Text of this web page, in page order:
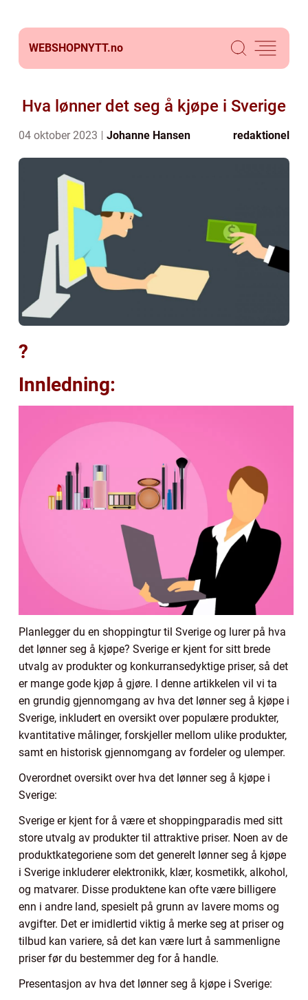
WEBSHOPNYTT.no
Hva lønner det seg å kjøpe i Sverige
04 oktober 2023 Johanne Hansen redaktionel
?
Innledning:
Planlegger du en shoppingtur til Sverige og lurer på hva
det lønner seg å kjøpe? Sverige er kjent for sitt brede
utvalg av produkter og konkurransedyktige priser, så det
er mange gode kjøp å gjøre. I denne artikkelen vil vi ta
en grundig gjennomgang av hva det lønner seg å kjøpe i
Sverige, inkludert en oversikt over populære produkter,
kvantitative målinger, forskjeller mellom ulike produkter,
samt en historisk gjennomgang av fordeler og ulemper.
Overordnet oversikt over hva det lønner seg å kjøpe i
Sverige:
Sverige er kjent for å være et shoppingparadis med sitt
store utvalg av produkter til attraktive priser. Noen av de
produktkategoriene som det generelt lønner seg å kjøpe
i Sverige inkluderer elektronikk, klær, kosmetikk, alkohol,
og matvarer. Disse produktene kan ofte være billigere
enn i andre land, spesielt på grunn av lavere moms og
avgifter. Det er imidlertid viktig å merke seg at priser og
tilbud kan variere, så det kan være lurt å sammenligne
priser før du bestemmer deg for å handle.
Presentasjon av hva det lønner seg å kjøpe i Sverige: